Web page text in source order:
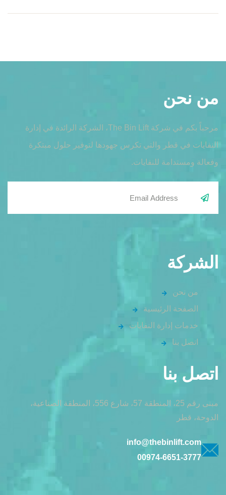
من نحن
مرحباً بكم في شركة The Bin Lift، الشركة الرائدة في إدارة
النفايات في قطر والتي تكرس جهودها لتوفير حلول مبتكرة
وفعالة ومستدامة للنفايات.
الشركة
من نحن
الصفحة الرئيسية
خدمات إدارة النفايات
اتصل بنا
اتصل بنا
مبنى رقم 25، المنطقة 57، شارع 556، المنطقة الصناعية،
الدوحة، قطر
info@thebinlift.com
00974-6651-3777